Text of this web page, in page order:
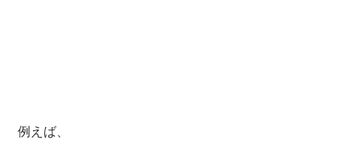
例えば、